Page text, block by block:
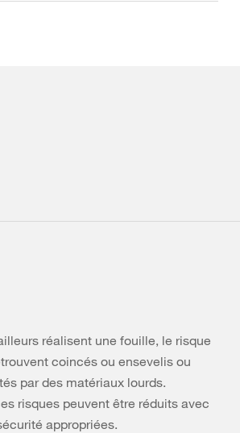
réalisent une fouille, le risque
coincés ou ensevelis ou
par des matériaux lourds.
risques peuvent être réduits avec
appropriées.